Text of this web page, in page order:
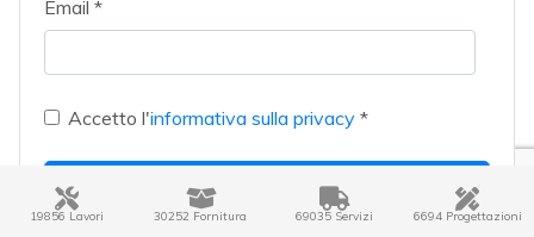
Email *
Accetto l'informativa sulla privacy *
19856 Lavori 30252 Fornitura 69035 Servizi 6694 Progettazioni